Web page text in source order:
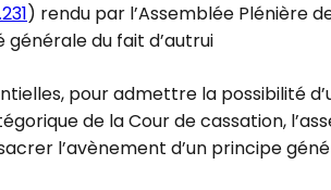
) rendu par l’Assemblée Plénière
du fait d’autrui
pour admettre la possibilité
de la Cour de cassation,
l’avènement d’un principe